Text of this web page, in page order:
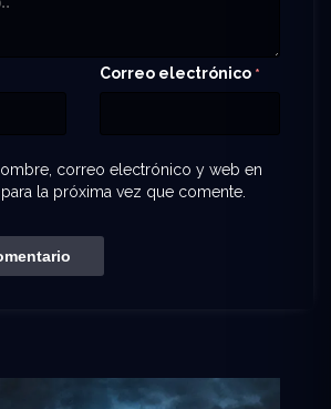
Correo electrónico *
correo electrónico y web en
la próxima vez que comente.